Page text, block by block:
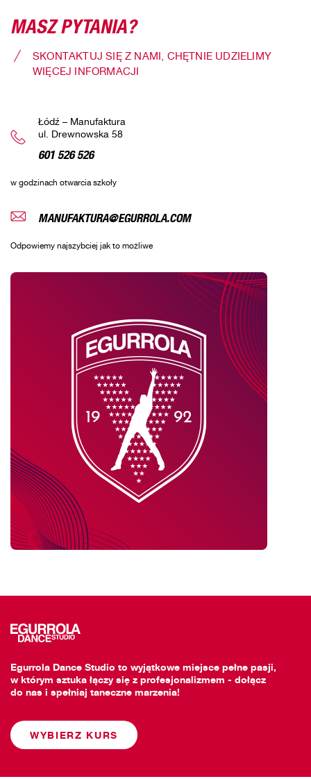
SKONTAKTUJ SIĘ Z NAMI, CHĘTNIE UDZIELIMY
WIĘCEJ INFORMACJI
MASZ PYTANIA?
Łódź – Manufaktura
ul. Drewnowska 58
601 526 526
w godzinach otwarcia szkoły
MANUFAKTURA@EGURROLA.COM
Odpowiemy najszybciej jak to możliwe
Egurrola Dance Studio to wyjątkowe miejsce pełne pasji,
w którym sztuka łączy się z profesjonalizmem - dołącz
do nas i spełniaj taneczne marzenia!
WYBIERZ KURS